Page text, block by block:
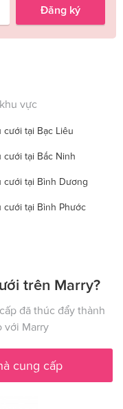
Đăng ký
vực
cưới tại Bạc Liêu
cưới tại Bắc Ninh
cưới tại Bình Dương
cưới tại Bình Phước
tại Cà Mau
cưới tại Đăk Nông
cưới tại Đồng Nai
cưới tại Gia Lai
tại Hà Nam
cưới tại Hà Tĩnh
trên Marry?
đã thúc đẩy thành
với Marry
cung cấp